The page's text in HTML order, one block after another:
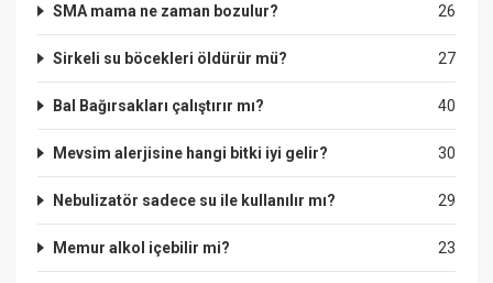
26
SMA mama ne zaman bozulur?
27
Sirkeli su böcekleri öldürür mü?
40
Bal Bağırsakları çalıştırır mı?
30
Mevsim alerjisine hangi bitki iyi gelir?
29
Nebulizatör sadece su ile kullanılır mı?
23
Memur alkol içebilir mi?